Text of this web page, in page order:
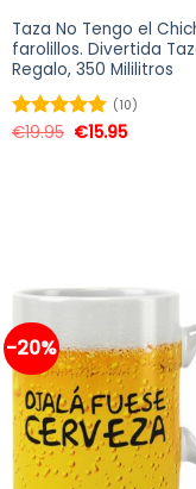
Taza No Tengo el
farolillos. Divertida
Regalo, 350 Mililitros
Valorado
(10)
€19.95 €15.95
-20%